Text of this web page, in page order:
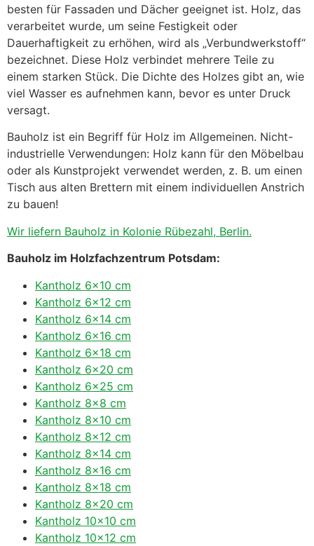
besten für Fassaden und Dächer geeignet ist. Holz, das
verarbeitet wurde, um seine Festigkeit oder
Dauerhaftigkeit zu erhöhen, wird als „Verbundwerkstoff“
bezeichnet. Diese Holz verbindet mehrere Teile zu
einem starken Stück. Die Dichte des Holzes gibt an, wie
viel Wasser es aufnehmen kann, bevor es unter Druck
versagt.
Bauholz ist ein Begriff für Holz im Allgemeinen. Nicht-
industrielle Verwendungen: Holz kann für den Möbelbau
oder als Kunstprojekt verwendet werden, z. B. um einen
Tisch aus alten Brettern mit einem individuellen Anstrich
zu bauen!
Wir liefern Bauholz in Kolonie Rübezahl, Berlin.
Bauholz im Holzfachzentrum Potsdam:
Kantholz 6×10 cm
Kantholz 6×12 cm
Kantholz 6×14 cm
Kantholz 6×16 cm
Kantholz 6×18 cm
Kantholz 6×20 cm
Kantholz 6×25 cm
Kantholz 8×8 cm
Kantholz 8×10 cm
Kantholz 8×12 cm
Kantholz 8×14 cm
Kantholz 8×16 cm
Kantholz 8×18 cm
Kantholz 8×20 cm
Kantholz 10×10 cm
Kantholz 10×12 cm